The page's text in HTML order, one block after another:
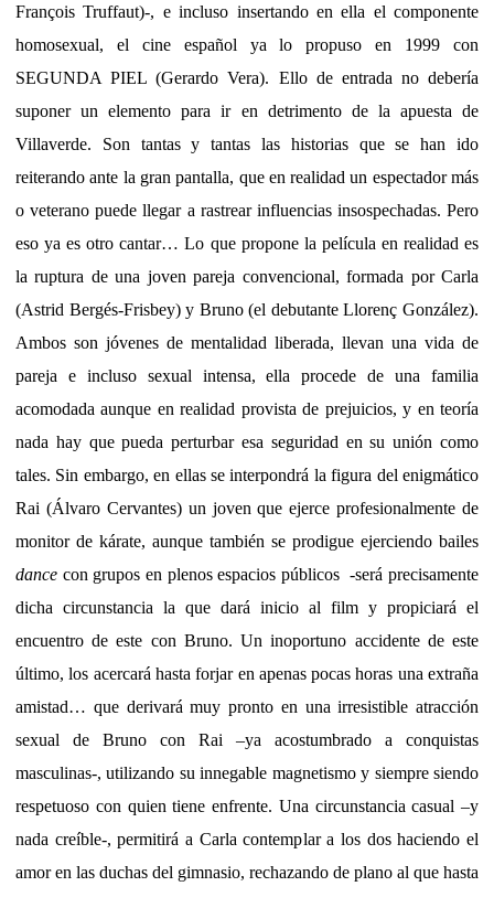
François Truffaut)-, e incluso insertando en ella el componente
homosexual, el cine español ya lo propuso en 1999 con
SEGUNDA PIEL (Gerardo Vera). Ello de entrada no debería
suponer un elemento para ir en detrimento de la apuesta de
Villaverde. Son tantas y tantas las historias que se han ido
reiterando ante la gran pantalla, que en realidad un espectador más
o veterano puede llegar a rastrear influencias insospechadas. Pero
eso ya es otro cantar… Lo que propone la película en realidad es
la ruptura de una joven pareja convencional, formada por Carla
(Astrid Bergés-Frisbey) y Bruno (el debutante Llorenç González).
Ambos son jóvenes de mentalidad liberada, llevan una vida de
pareja e incluso sexual intensa, ella procede de una familia
acomodada aunque en realidad provista de prejuicios, y en teoría
nada hay que pueda perturbar esa seguridad en su unión como
tales. Sin embargo, en ellas se interpondrá la figura del enigmático
Rai (Álvaro Cervantes) un joven que ejerce profesionalmente de
monitor de kárate, aunque también se prodigue ejerciendo bailes
dance con grupos en plenos espacios públicos -será precisamente
dicha circunstancia la que dará inicio al film y propiciará el
encuentro de este con Bruno. Un inoportuno accidente de este
último, los acercará hasta forjar en apenas pocas horas una extraña
amistad… que derivará muy pronto en una irresistible atracción
sexual de Bruno con Rai –ya acostumbrado a conquistas
masculinas-, utilizando su innegable magnetismo y siempre siendo
respetuoso con quien tiene enfrente. Una circunstancia casual –y
nada creíble-, permitirá a Carla contemplar a los dos haciendo el
amor en las duchas del gimnasio, rechazando de plano al que hasta